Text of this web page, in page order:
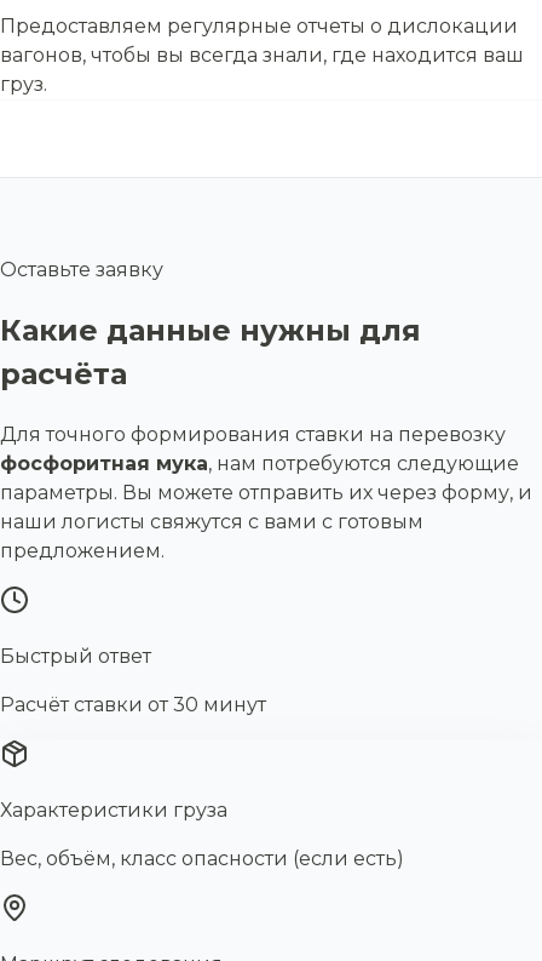
Предоставляем регулярные отчеты о дислокации
вагонов, чтобы вы всегда знали, где находится ваш
груз.
Оставьте заявку
Какие данные нужны для
расчёта
Для точного формирования ставки на перевозку
фосфоритная мука, нам потребуются следующие
параметры. Вы можете отправить их через форму, и
наши логисты свяжутся с вами с готовым
предложением.
Быстрый ответ
Расчёт ставки от 30 минут
Характеристики груза
Вес, объём, класс опасности (если есть)